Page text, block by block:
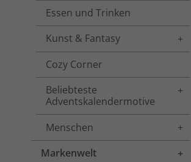
Essen und Trinken
Kunst & Fantasy
Cozy Corner
Beliebteste
Adventskalendermotive
Menschen
Markenwelt